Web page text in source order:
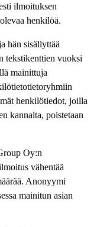
ilmoituksen
henkilöä.
hän sisällyttää
tekstikenttien vuoksi
mainittuja
henkilötiedot, joilla
kannalta, poistetaan
Oy:n
vähentää
Anonyymi
mainitun asian